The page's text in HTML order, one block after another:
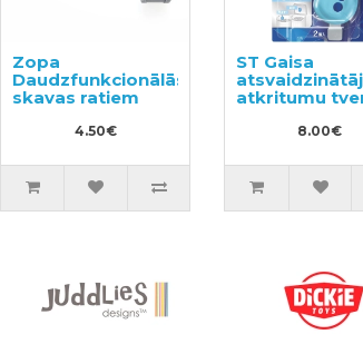
Zopa
Daudzfunkcionālās
skavas ratiem
4.50€
ST Gaisa
atkritumu
8.00€